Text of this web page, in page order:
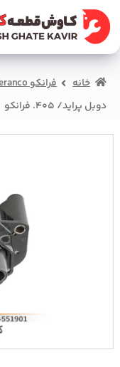
پرش
به
ناوبری
پرش
به
محتوا
صفحه اصلی
سبد خرید
درباره ما
تماس با ما
خانه فرانکو Feranco
دوبل پراید/ 405. فرانکو